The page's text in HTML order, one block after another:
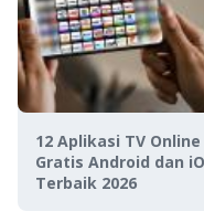
12 Aplikasi TV Online
Gratis Android dan
Terbaik 2026